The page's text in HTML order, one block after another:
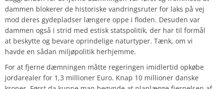
dammen blokerer de historiske vandringsruter for laks på vej
mod deres gydepladser længere oppe i floden. Desuden var
dammen også i strid med estisk statspolitik, der har til formål
at beskytte og bevare oprindelige naturtyper. Tænk, om vi
havde en sådan miljøpolitik herhjemme.
For at fjerne dæmningen måtte regeringen imidlertid opkøbe
jordarealer for 1,3 millioner Euro. Knap 10 millioner danske